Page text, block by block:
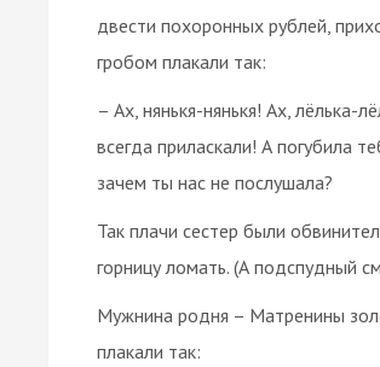
двести похоронных рублей,
гробом плакали так:
– Ах, нянькя-нянькя! Ах,
всегда приласкали! А погубила
зачем ты нас не послушала?
Так плачи сестер были
горницу ломать. (А подспудный
Мужнина родня – Матренины
плакали так: